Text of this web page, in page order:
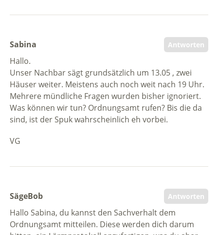
Antworten
Sabina
Hallo.
Unser Nachbar sägt grundsätzlich um 13.05 , zwei
Häuser weiter. Meistens auch noch weit nach 19 Uhr.
Mehrere mündliche Fragen wurden bisher ignoriert.
Was können wir tun? Ordnungsamt rufen? Bis die da
sind, ist der Spuk wahrscheinlich eh vorbei.
VG
Antworten
SägeBob
Hallo Sabina, du kannst den Sachverhalt dem
Ordnungsamt mitteilen. Diese werden dich darum